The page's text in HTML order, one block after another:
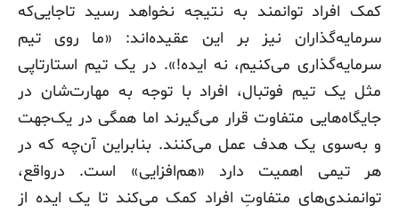
کمک افراد توانمند به نتیجه نخواهد رسید تاجایی‌که
سرمایه‌گذاران نیز بر این عقیده‌اند: «ما روی تیم
سرمایه‌گذاری می‌کنیم، نه ایده!». در یک تیم استارتاپی
مثل یک تیم فوتبال، افراد با توجه به مهارت‌شان در
جایگاه‌هایی متفاوت قرار می‌گیرند اما همگی در یک‌جهت
و به‌سوی یک هدف عمل می‌کنند. بنابراین آن‌چه که در
هر تیمی اهمیت دارد «هم‌افزایی» است. درواقع،
توانمندی‌های متفاوتِ افراد کمک می‌کند تا یک ایده از